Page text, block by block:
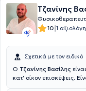
Τζανίνης
10|1
Σχετικά με τον ειδικό
Ο Τζανίνης Βασίλης
κατ' οίκον επισκέψεις.